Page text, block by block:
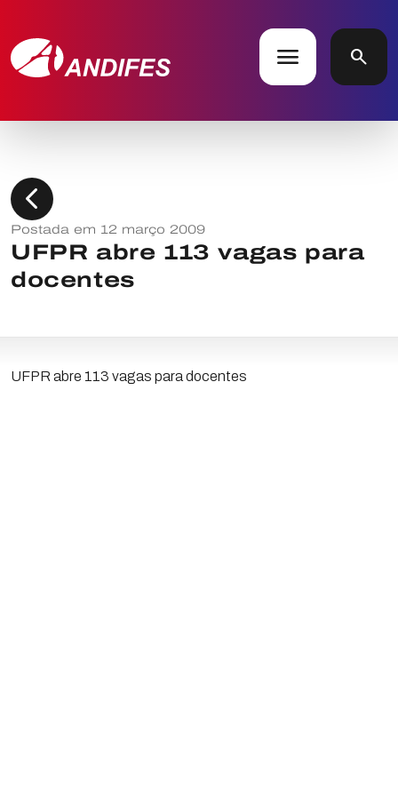
menu search
chevron_left
Postada em 12 março 2009
UFPR abre 113 vagas para
docentes
UFPR abre 113 vagas para docentes